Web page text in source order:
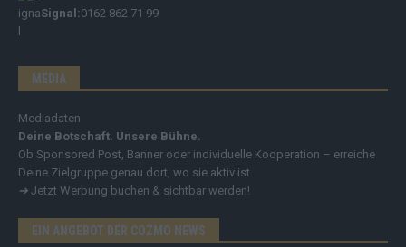
Signal:0162 862 71 99
MEDIA
Mediadaten
Deine Botschaft. Unsere Bühne.
Ob Sponsored Post, Banner oder individuelle Kooperation – erreiche
Deine Zielgruppe genau dort, wo sie aktiv ist.
➔ Jetzt Werbung buchen & sichtbar werden!
EIN ANGEBOT DER COZMO NEWS